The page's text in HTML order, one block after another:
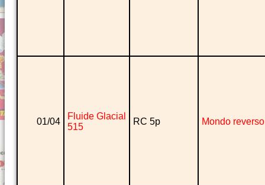
01/04
Fluide Glacial
515
RC 5p Mondo reverso